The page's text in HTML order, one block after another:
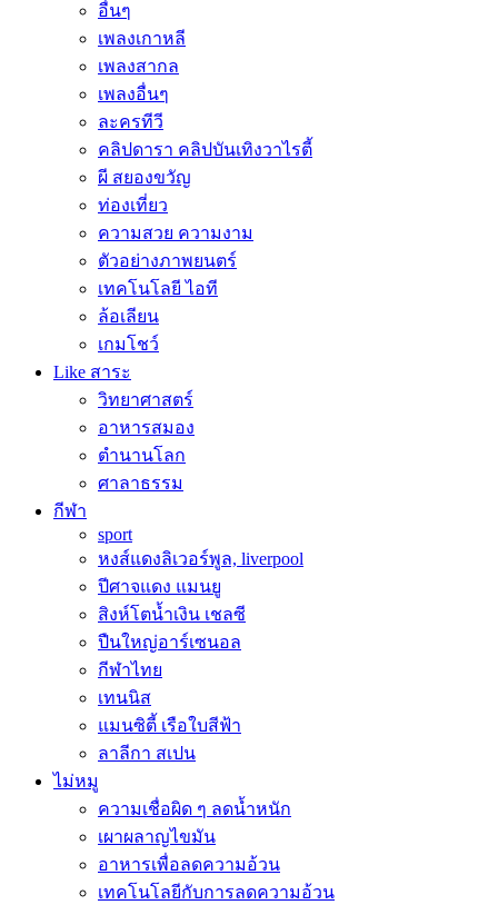
อื่นๆ
เพลงเกาหลี
เพลงสากล
เพลงอื่นๆ
ละครทีวี
คลิปดารา คลิปบันเทิงวาไรตี้
ผี สยองขวัญ
ท่องเที่ยว
ความสวย ความงาม
ตัวอย่างภาพยนตร์
เทคโนโลยี ไอที
ล้อเลียน
เกมโชว์
Like สาระ
วิทยาศาสตร์
อาหารสมอง
ตำนานโลก
ศาลาธรรม
กีฬา
sport
หงส์แดงลิเวอร์พูล, liverpool
ปีศาจแดง แมนยู
สิงห์โตน้ำเงิน เชลซี
ปืนใหญ่อาร์เซนอล
กีฬาไทย
เทนนิส
แมนซิตี้ เรือใบสีฟ้า
ลาลีกา สเปน
ไม่หมู
ความเชื่อผิด ๆ ลดน้ำหนัก
เผาผลาญไขมัน
อาหารเพื่อลดความอ้วน
เทคโนโลยีกับการลดความอ้วน